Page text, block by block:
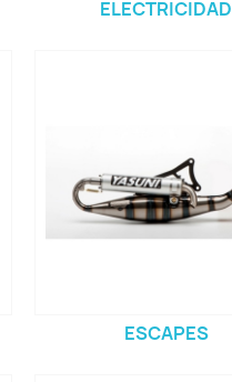
ELECTRICIDAD
ESCAPES